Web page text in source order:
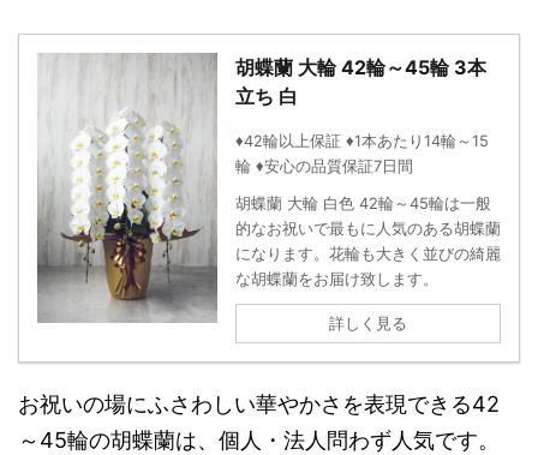
胡蝶蘭 大輪 42輪～45輪 3本
立ち 白
♦42輪以上保証 ♦1本あたり14輪～15
輪 ♦安心の品質保証7日間
胡蝶蘭 大輪 白色 42輪～45輪は一般
的なお祝いで最もに人気のある胡蝶蘭
になります。花輪も大きく並びの綺麗
な胡蝶蘭をお届け致します。
詳しく見る
お祝いの場にふさわしい華やかさを表現できる42
～45輪の胡蝶蘭は、個人・法人問わず人気です。